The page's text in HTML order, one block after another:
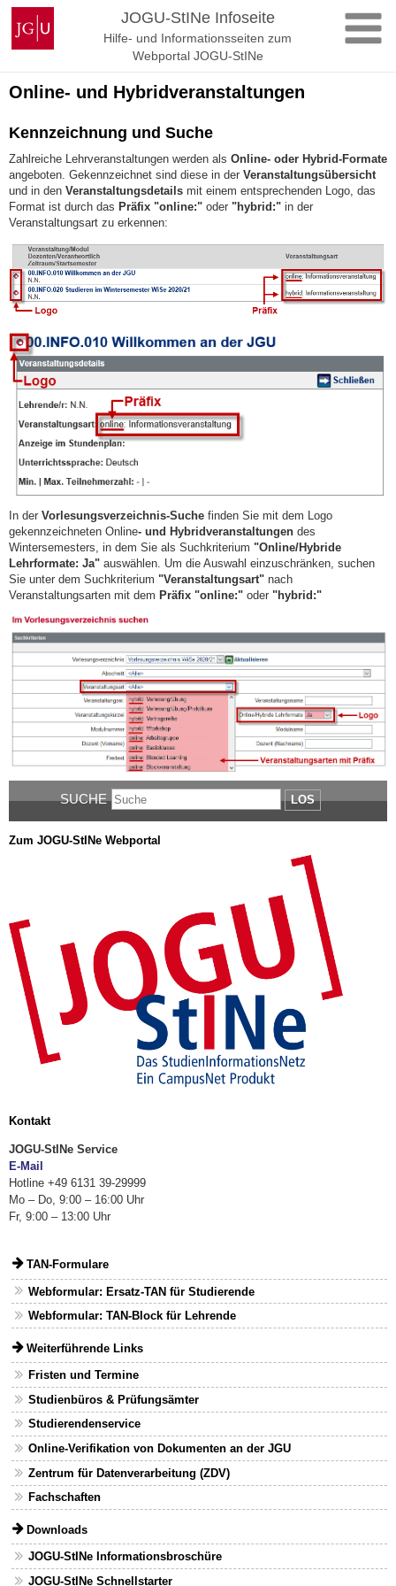
Zum
Inhalt
springen
Johannes
Gutenberg-
Universität
JOGU-StINe Infoseite
Hilfe- und Informationsseiten zum
Webportal JOGU-StINe
Online- und Hybridveranstaltungen
Kennzeichnung und Suche
Zahlreiche Lehrveranstaltungen werden als Online- oder Hybrid-Formate
angeboten. Gekennzeichnet sind diese in der Veranstaltungsübersicht
und in den Veranstaltungsdetails mit einem entsprechenden Logo, das
Format ist durch das Präfix "online:" oder "hybrid:" in der
Veranstaltungsart zu erkennen:
In der Vorlesungsverzeichnis-Suche finden Sie mit dem Logo
gekennzeichneten Online- und Hybridveranstaltungen des
Wintersemesters, in dem Sie als Suchkriterium "Online/Hybride
Lehrformate: Ja" auswählen. Um die Auswahl einzuschränken, suchen
Sie unter dem Suchkriterium "Veranstaltungsart" nach
Veranstaltungsarten mit dem Präfix "online:" oder "hybrid:"
SUCHE LOS
Zum JOGU-StINe Webportal
Kontakt
JOGU-StINe Service
E-Mail
Hotline +49 6131 39-29999
Mo – Do, 9:00 – 16:00 Uhr
Fr, 9:00 – 13:00 Uhr
TAN-Formulare
Webformular: Ersatz-TAN für Studierende
Webformular: TAN-Block für Lehrende
Weiterführende Links
Fristen und Termine
Studienbüros & Prüfungsämter
Studierendenservice
Online-Verifikation von Dokumenten an der JGU
Zentrum für Datenverarbeitung (ZDV)
Fachschaften
Downloads
JOGU-StINe Informationsbroschüre
JOGU-StINe Schnellstarter